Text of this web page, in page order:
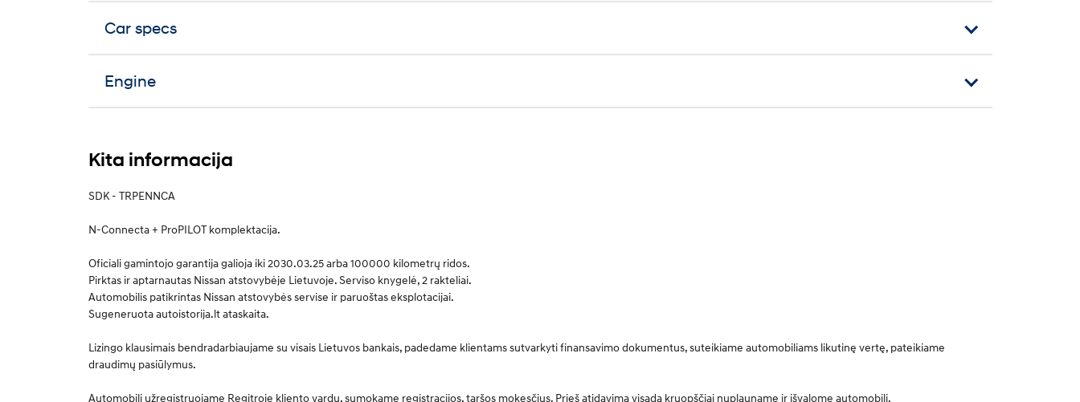
Car specs
Engine
Kita informacija
SDK - TRPENNCA
N-Connecta + ProPILOT komplektacija.
Oficiali gamintojo garantija galioja iki 2030.03.25 arba 100000 kilometrų ridos.
Pirktas ir aptarnautas Nissan atstovybėje Lietuvoje. Serviso knygelė, 2 rakteliai.
Automobilis patikrintas Nissan atstovybės servise ir paruoštas eksplotacijai.
Sugeneruota autoistorija.lt ataskaita.
Lizingo klausimais bendradarbiaujame su visais Lietuvos bankais, padedame klientams sutvarkyti finansavimo dokumentus, suteikiame automobiliams likutinę vertę, pateikiame
draudimų pasiūlymus.
Automobilį užregistruojame Regitroje kliento vardu, sumokame registracijos, taršos mokesčius. Prieš atidavimą visada kruopščiai nuplauname ir išvalome automobilį.